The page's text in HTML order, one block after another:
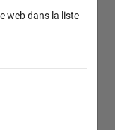
web dans la liste